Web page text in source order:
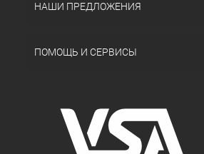
НАШИ ПРЕДЛОЖЕНИЯ
ПОМОЩЬ И СЕРВИСЫ